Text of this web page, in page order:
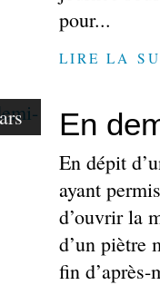
pour...
LIRE LA
En
En dépit
ayant
d’ouvrir la
d’un piètre
fin